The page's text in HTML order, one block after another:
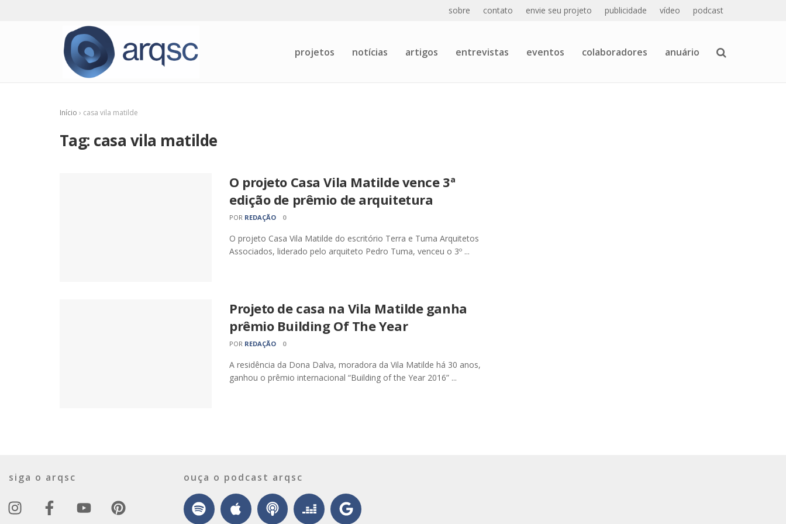
sobre contato envie seu projeto publicidade vídeo podcast
projetos notícias artigos entrevistas eventos colaboradores anuário
Início › casa vila matilde
Tag: casa vila matilde
O projeto Casa Vila Matilde vence 3ª
edição de prêmio de arquitetura
POR REDAÇÃO 0
O projeto Casa Vila Matilde do escritório Terra e Tuma Arquitetos
Associados, liderado pelo arquiteto Pedro Tuma, venceu o 3º ...
Projeto de casa na Vila Matilde ganha
prêmio Building Of The Year
POR REDAÇÃO 0
A residência da Dona Dalva, moradora da Vila Matilde há 30 anos,
ganhou o prêmio internacional “Building of the Year 2016” ...
siga o arqsc ouça o podcast arqsc